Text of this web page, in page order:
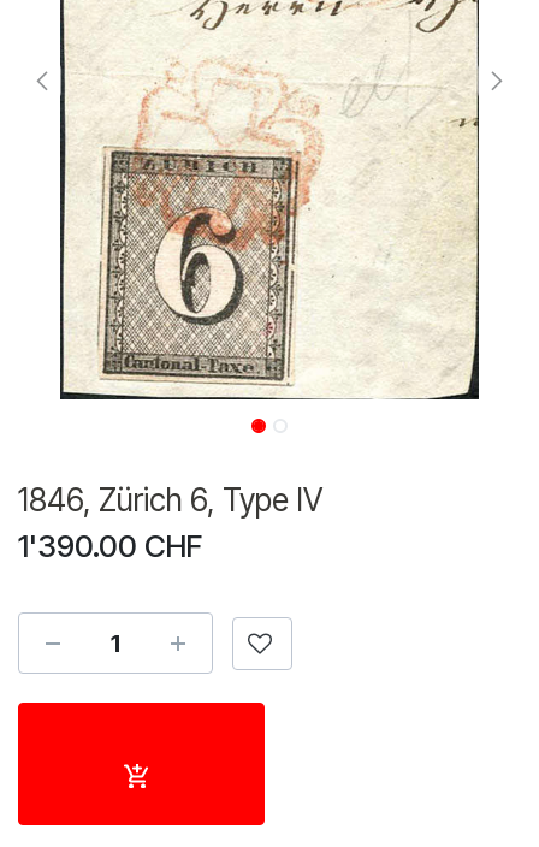
1846, Zürich 6, Type IV
1'390.00 CHF